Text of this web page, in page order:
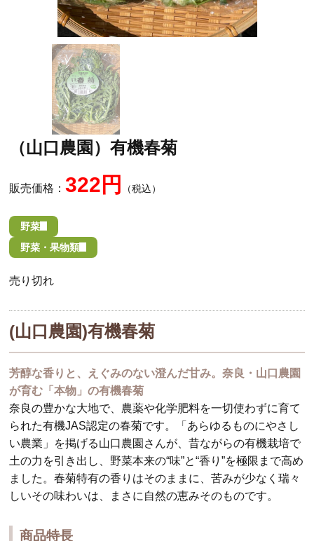
（山口農園）有機春菊
販売価格：322円 （税込）
野菜
野菜・果物類
売り切れ
(山口農園)有機春菊
芳醇な香りと、えぐみのない澄んだ甘み。奈良・山口農園
が育む「本物」の有機春菊
奈良の豊かな大地で、農薬や化学肥料を一切使わずに育て
られた有機JAS認定の春菊です。「あらゆるものにやさし
い農業」を掲げる山口農園さんが、昔ながらの有機栽培で
土の力を引き出し、野菜本来の“味”と“香り”を極限まで高め
ました。春菊特有の香りはそのままに、苦みが少なく瑞々
しいその味わいは、まさに自然の恵みそのものです。
商品特長